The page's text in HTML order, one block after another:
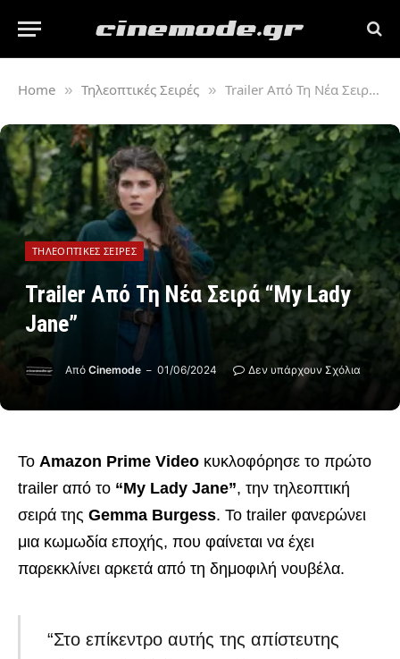
Home » Τηλεοπτικές Σειρές » Trailer Από Τη Νέα Σειρά “My Lady Jane”
ΤΗΛΕΟΠΤΙΚΈΣ ΣΕΙΡΈΣ
Trailer Από Τη Νέα Σειρά “My Lady
Jane”
Από Cinemode 01/06/2024 Δεν υπάρχουν Σχόλια
Το Amazon Prime Video κυκλοφόρησε το πρώτο
trailer από το “My Lady Jane”, την τηλεοπτική
σειρά της Gemma Burgess. Το trailer φανερώνει
μια κωμωδία εποχής, που φαίνεται να έχει
παρεκκλίνει αρκετά από τη δημοφιλή νουβέλα.
“Στο επίκεντρο αυτής της απίστευτης